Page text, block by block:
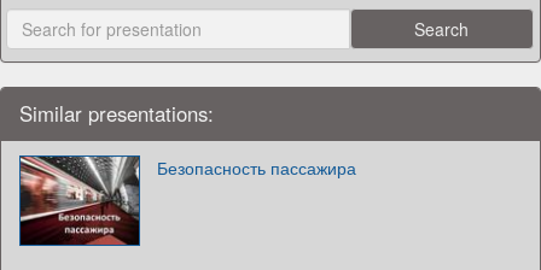
Similar presentations:
Безопасность пассажира